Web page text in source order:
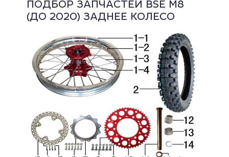
ПОДБОР ЗАПЧАСТЕЙ BSE M8
(ДО 2020) ЗАДНЕЕ КОЛЕСО